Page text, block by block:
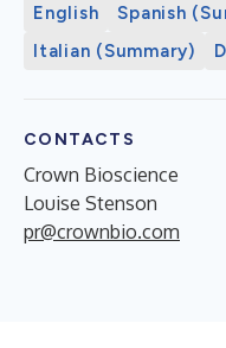
English Spanish
Italian (Summary)
CONTACTS
Crown Bioscience
Louise Stenson
pr@crownbio.com